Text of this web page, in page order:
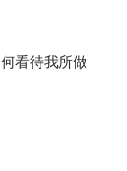
看待我所做